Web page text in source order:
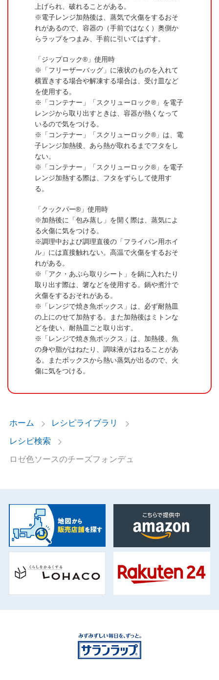
上げられ、破れることがある。
電子レンジ加熱後は、蒸気で火傷をするおそ
れがあるので、容器の（手前ではなく）奥側か
らラップをつまみ、手前に引いてはずす。
「ジップロック®」使用時
「フリーザーバッグ」に液状のものを入れて
横置きする場合や解凍する場合は、受け皿など
を使用する。
「コンテナー」「スクリューロック®」を電子
レンジから取り出すときは、容器が熱くなって
いるので気をつける。
「コンテナー」「スクリューロック®」は、電
子レンジ加熱後、あら熱が取れるまでフタをし
ない。
「コンテナー」「スクリューロック®」を電子
レンジ加熱する際は、フタをずらして使用す
る。
「クックパー®」使用時
加熱後に「包み蒸し」を開く際は、蒸気によ
る火傷に気をつける。
調理中および調理直後の「フライパン用ホイ
ル」には直接触れない。高温で火傷をするおそ
れがある。
「アク・あぶら取りシート」を鍋に入れたり
取り出す際は、箸などを使用する。鍋や煮汁で
火傷をするおそれがある。
「レンジで焼き魚ボックス」は、必ず耐熱皿
の上にのせて加熱する。また加熱後はミトンな
どを使い、耐熱皿ごと取り出す。
「レンジで焼き魚ボックス」は、加熱後、魚
の身や脂がはねたり、調味液がはねることがあ
る。またボックスから熱い蒸気が出るので、火
傷に気をつける。
ホーム
レシピライブラリ
レシピ検索
ロゼ色ソースのチーズフォンデュ